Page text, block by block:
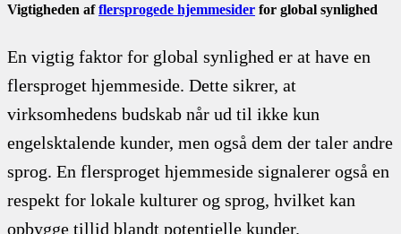
Vigtigheden afflersprogede hjemmesider for global synlighed
En vigtig faktor for global synlighed er at have en
flersproget hjemmeside. Dette sikrer, at
virksomhedens budskab når ud til ikke kun
engelsktalende kunder, men også dem der taler andre
sprog. En flersproget hjemmeside signalerer også en
respekt for lokale kulturer og sprog, hvilket kan
opbygge tillid blandt potentielle kunder.